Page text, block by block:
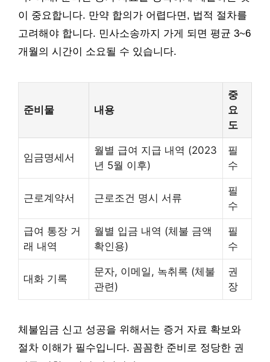
이 중요합니다. 만약 합의가 어렵다면, 법적 절차를
고려해야 합니다. 민사소송까지 가게 되면 평균 3~6
개월의 시간이 소요될 수 있습니다.
준비물 내용
중
요
도
임금명세서
월별 급여 지급 내역 (2023
년 5월 이후)
필
수
근로계약서 근로조건 명시 서류
필
수
급여 통장 거
래 내역
월별 입금 내역 (체불 금액
확인용)
필
수
대화 기록
문자, 이메일, 녹취록 (체불
관련)
권
장
체불임금 신고 성공을 위해서는 증거 자료 확보와
절차 이해가 필수입니다. 꼼꼼한 준비로 정당한 권